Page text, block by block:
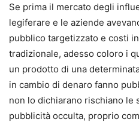
Se prima il mercato degli
legiferare e le aziende
pubblico targetizzato e costi
tradizionale, adesso coloro i
un prodotto di una
in cambio di denaro fanno
non lo dichiarano rischiano le
pubblicità occulta, proprio